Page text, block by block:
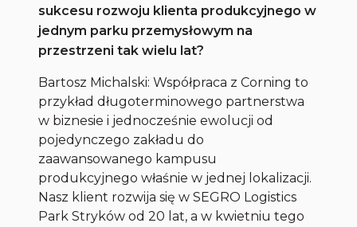
sukcesu rozwoju klienta produkcyjnego w
jednym parku przemysłowym na
przestrzeni tak wielu lat?
Bartosz Michalski: Współpraca z Corning to
przykład długoterminowego partnerstwa
w biznesie i jednocześnie ewolucji od
pojedynczego zakładu do
zaawansowanego kampusu
produkcyjnego właśnie w jednej lokalizacji.
Nasz klient rozwija się w SEGRO Logistics
Park Stryków od 20 lat, a w kwietniu tego